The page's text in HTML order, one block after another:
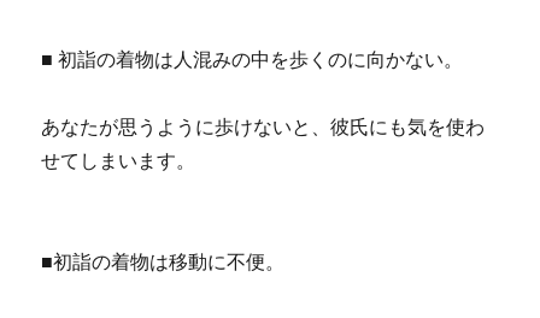
■ 初詣の着物は人混みの中を歩くのに向かない。
あなたが思うように歩けないと、彼氏にも気を使わ
せてしまいます。
■初詣の着物は移動に不便。